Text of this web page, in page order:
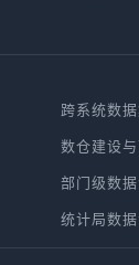
跨系统数
数仓建设
部门级数
统计局数